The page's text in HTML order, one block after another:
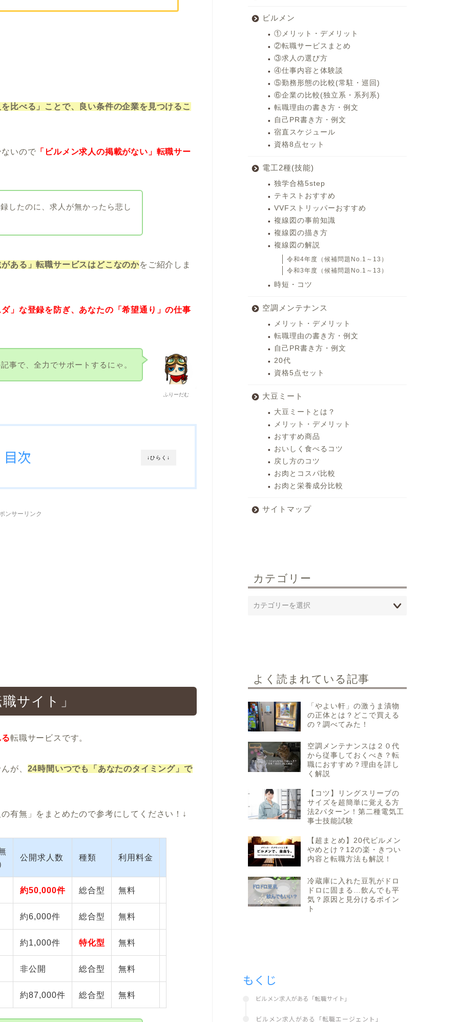
比べる」ことで、良い条件の企業を見つけるこ
いので 「ビルメン求人の掲載がない」転職サー
したのに、求人が無かったら悲し
ある」転職サービスはどこなのかをご紹介しま
」な登録を防ぎ、あなたの「希望通り」の仕事
ふりーだむ
事で、全力でサポートするにゃ。
↓ひらく↓
目次
ンサーリンク
サイト」
転職サービスです。
が、 24時間いつでも「あなたのタイミング」で
有無」をまとめたので参考にしてください！↓
公開求人数 種類 利用料金
約50,000件 総合型 無料 https://next.rikunabi.com/
約6,000件 総合型 無料
約1,000件 特化型 無料
非公開 総合型 無料
約87,000件 総合型 無料 https://www.bizreach.co.jp/
ビルメン
①メリット・デメリット
②転職サービスまとめ
③求人の選び方
④仕事内容と体験談
⑤勤務形態の比較(常駐・巡回)
⑥企業の比較(独立系・系列系)
転職理由の書き方・例文
自己PR書き方・例文
宿直スケジュール
資格8点セット
電工2種(技能)
独学合格5step
テキストおすすめ
VVFストリッパーおすすめ
複線図の事前知識
複線図の描き方
複線図の解説
令和4年度（候補問題No.1～13）
令和3年度（候補問題No.1～13）
時短・コツ
空調メンテナンス
メリット・デメリット
転職理由の書き方・例文
自己PR書き方・例文
20代
資格5点セット
大豆ミート
大豆ミートとは？
メリット・デメリット
おすすめ商品
おいしく食べるコツ
戻し方のコツ
お肉とコスパ比較
お肉と栄養成分比較
サイトマップ
カテゴリー
よく読まれている記事
「やよい軒」の激うま漬物
の正体とは？どこで買える
の？調べてみた！
空調メンテナンスは２０代
から従事しておくべき？転
職におすすめ？理由を詳し
く解説
【コツ】リングスリーブの
サイズを超簡単に覚える方
法2パターン！第二種電気工
事士技能試験
【超まとめ】20代ビルメン
やめとけ？12の楽・きつい
内容と転職方法も解説！
冷蔵庫に入れた豆乳がドロ
ドロに固まる…飲んでも平
気？原因と見分けるポイン
ト
もくじ
ビルメン求人がある「転職サイト」
ビルメン求人がある「転職エージェント」